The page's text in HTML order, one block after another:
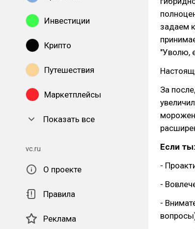
Инвестиции
Крипто
Путешествия
Маркетплейсы
Показать все
vc.ru
О проекте
Правила
Реклама
задаем
"Уволю,
За
Если ты:
-
-
-